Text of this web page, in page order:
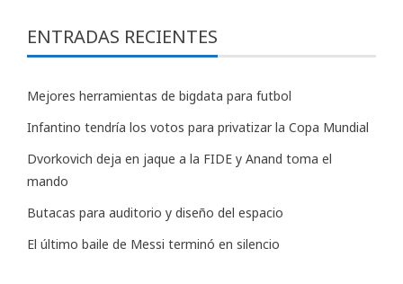
ENTRADAS RECIENTES
Mejores herramientas de bigdata para futbol
Infantino tendría los votos para privatizar la Copa Mundial
Dvorkovich deja en jaque a la FIDE y Anand toma el
mando
Butacas para auditorio y diseño del espacio
El último baile de Messi terminó en silencio